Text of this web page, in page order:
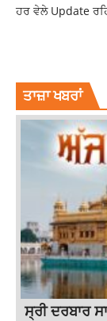
ਹਰ ਵੇਲੇ Update
ਤਾਜ਼ਾ ਖਬਰਾਂ
ਸ੍ਰੀ ਦਰਬਾਰ